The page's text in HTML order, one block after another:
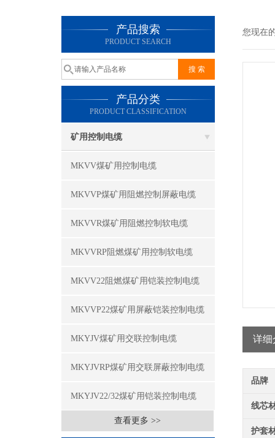
产品搜索
PRODUCT SEARCH
产品分类
PRODUCT CLASSIFICATION
矿用控制电缆
MKVV煤矿用控制电缆
MKVVP煤矿用阻燃控制屏蔽电缆
MKVVR煤矿用阻燃控制软电缆
MKVVRP阻燃煤矿用控制软电缆
MKVV22阻燃煤矿用铠装控制电缆
MKVVP22煤矿用屏蔽铠装控制电缆
MKYJV煤矿用交联控制电缆
MKYJVRP煤矿用交联屏蔽控制电缆
MKYJV22/32煤矿用铠装控制电缆
查看更多 >>
您现在
详细
品牌
线芯
护套